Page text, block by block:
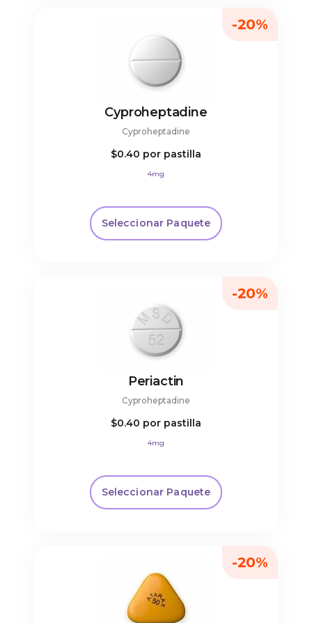
Cyproheptadine
Cyproheptadine
$0.40 por pastilla
4mg
Seleccionar Paquete
-20%
Periactin
Cyproheptadine
$0.40 por pastilla
4mg
Seleccionar Paquete
-20%
-20%